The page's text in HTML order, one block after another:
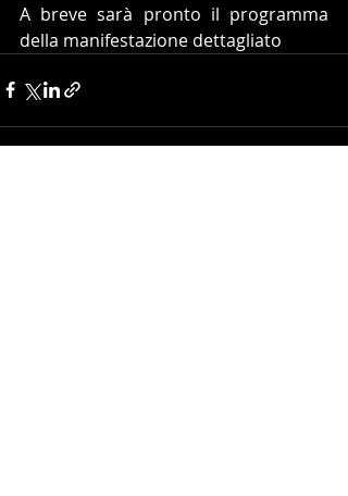
A breve sarà pronto il programma
della manifestazione dettagliato